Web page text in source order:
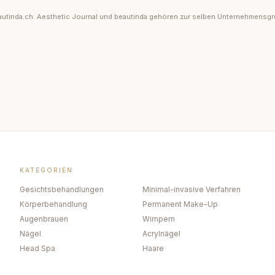
Aesthetic Journal und beautinda gehören zur selben
KATEGORIEN
Gesichtsbehandlungen
Minimal-invasive Verfahren
Körperbehandlung
Permanent Make-Up
Augenbrauen
Wimpern
Nägel
Acrylnägel
Head Spa
Haare